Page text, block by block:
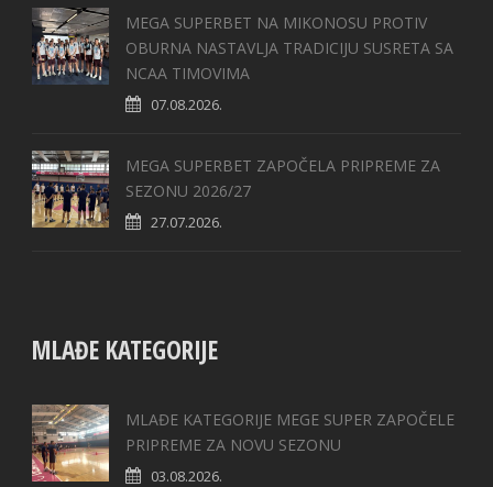
MEGA SUPERBET NA MIKONOSU PROTIV
OBURNA NASTAVLJA TRADICIJU SUSRETA SA
NCAA TIMOVIMA
07.08.2026.
MEGA SUPERBET ZAPOČELA PRIPREME ZA
SEZONU 2026/27
27.07.2026.
MLAĐE KATEGORIJE
MLAĐE KATEGORIJE MEGE SUPER ZAPOČELE
PRIPREME ZA NOVU SEZONU
03.08.2026.